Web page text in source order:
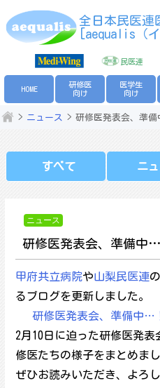
全日本民医連
[aequalis（
民医連
HOME
研修医
向け
医学生
向け
ニュース 研修医発表会、準
すべて ニ
ニュース
研修医発表会、準備中
甲府共立病院や山梨民医連
るブログを更新しました。
研修医発表会、準備中…
2月10日に迫った研修医発
修医たちの様子をまとめまし
ぜひお読みいただき、よろ